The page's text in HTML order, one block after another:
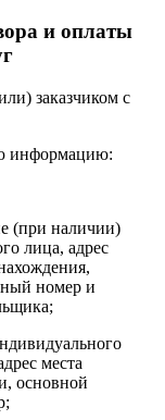
и оплаты
заказчиком с
информацию:
(при наличии)
лица, адрес
номер и
места
основной